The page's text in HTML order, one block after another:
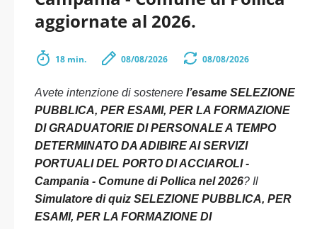
aggiornate al 2026.
18 min. 08/08/2026 08/08/2026
Avete intenzione di sostenere l’esame SELEZIONE
PUBBLICA, PER ESAMI, PER LA FORMAZIONE
DI GRADUATORIE DI PERSONALE A TEMPO
DETERMINATO DA ADIBIRE AI SERVIZI
PORTUALI DEL PORTO DI ACCIAROLI -
Campania - Comune di Pollica nel 2026? Il
Simulatore di quiz SELEZIONE PUBBLICA, PER
ESAMI, PER LA FORMAZIONE DI